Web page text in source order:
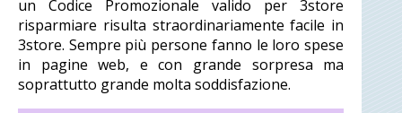
un Codice Promozionale valido per 3store
risparmiare risulta straordinariamente facile in
3store. Sempre più persone fanno le loro spese
in pagine web, e con grande sorpresa ma
soprattutto grande molta soddisfazione.